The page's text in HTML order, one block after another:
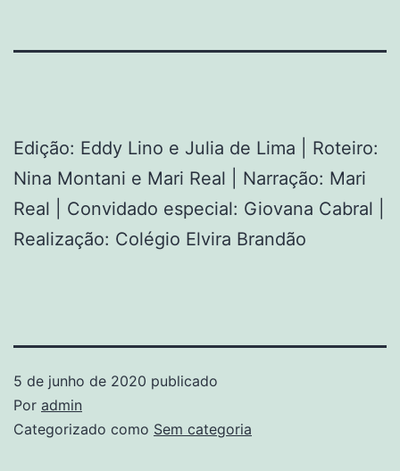
Edição: Eddy Lino e Julia de Lima | Roteiro:
Nina Montani e Mari Real | Narração: Mari
Real | Convidado especial: Giovana Cabral |
Realização: Colégio Elvira Brandão
5 de junho de 2020 publicado
Por admin
Categorizado como Sem categoria